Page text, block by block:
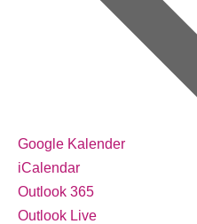
Google Kalender
iCalendar
Outlook 365
Outlook Live